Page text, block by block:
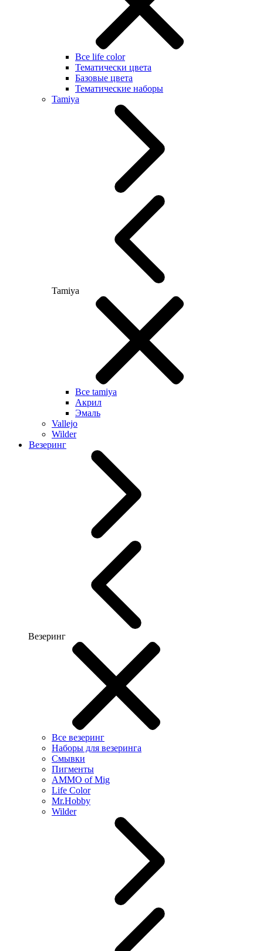
Все life color
Тематически цвета
Базовые цвета
Тематические наборы
Tamiya
Tamiya
Все tamiya
Акрил
Эмаль
Vallejo
Wilder
Везеринг
Везеринг
Все везеринг
Наборы для везеринга
Смывки
Пигменты
AMMO of Mig
Life Color
Mr.Hobby
Wilder